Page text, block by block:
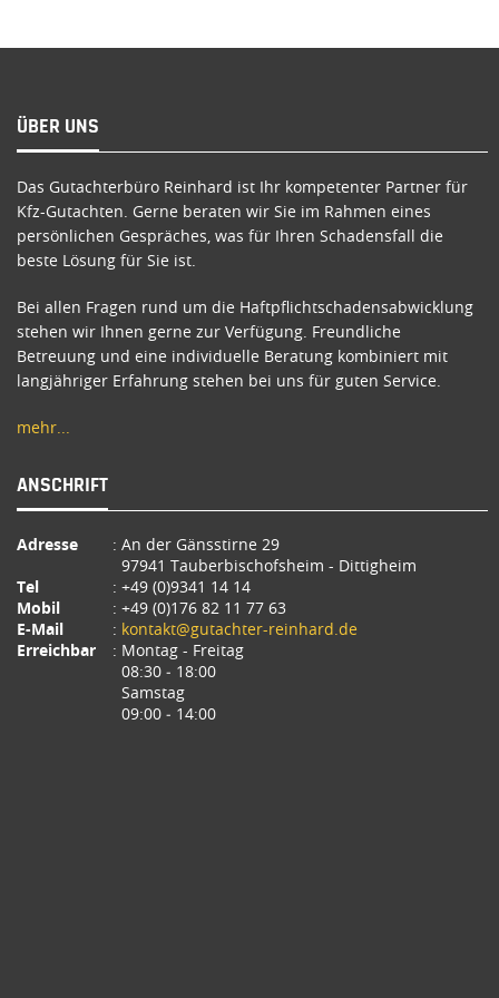
ÜBER UNS
Das Gutachterbüro Reinhard ist Ihr kompetenter Partner für
Kfz-Gutachten. Gerne beraten wir Sie im Rahmen eines
persönlichen Gespräches, was für Ihren Schadensfall die
beste Lösung für Sie ist.
Bei allen Fragen rund um die Haftpflichtschadensabwicklung
stehen wir Ihnen gerne zur Verfügung. Freundliche
Betreuung und eine individuelle Beratung kombiniert mit
langjähriger Erfahrung stehen bei uns für guten Service.
mehr...
ANSCHRIFT
Adresse
: An der Gänsstirne 29
97941 Tauberbischofsheim - Dittigheim
Tel
: +49 (0)9341 14 14
Mobil
: +49 (0)176 82 11 77 63
E-Mail
: kontakt@gutachter-reinhard.de
Erreichbar
: Montag - Freitag
08:30 ‐ 18:00
Samstag
09:00 ‐ 14:00